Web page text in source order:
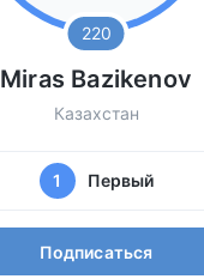
220
Miras Bazikenov
Казахстан
1 Первый
Подписаться